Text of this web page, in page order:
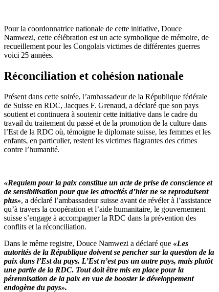
Pour la coordonnatrice nationale de cette initiative, Douce
Namwezi, cette célébration est un acte symbolique de mémoire, de
recueillement pour les Congolais victimes de différentes guerres
voici 25 années.
Réconciliation et cohésion nationale
Présent dans cette soirée, l’ambassadeur de la République fédérale
de Suisse en RDC, Jacques F. Grenaud, a déclaré que son pays
soutient et continuera à soutenir cette initiative dans le cadre du
travail du traitement du passé et de la promotion de la culture dans
l’Est de la RDC où, témoigne le diplomate suisse, les femmes et les
enfants, en particulier, restent les victimes flagrantes des crimes
contre l’humanité.
«Requiem pour la paix constitue un acte de prise de conscience et
de sensibilisation pour que les atrocités d’hier ne se reproduisent
plus», a déclaré l’ambassadeur suisse avant de révéler à l’assistance
qu’à travers la coopération et l’aide humanitaire, le gouvernement
suisse s’engage à accompagner la RDC dans la prévention des
conflits et la réconciliation.
Dans le même registre, Douce Namwezi a déclaré que «Les
autorités de la République doivent se pencher sur la question de la
paix dans l’Est du pays. L’Est n’est pas un autre pays, mais plutôt
une partie de la RDC. Tout doit être mis en place pour la
pérennisation de la paix en vue de booster le développement
endogène du pays».